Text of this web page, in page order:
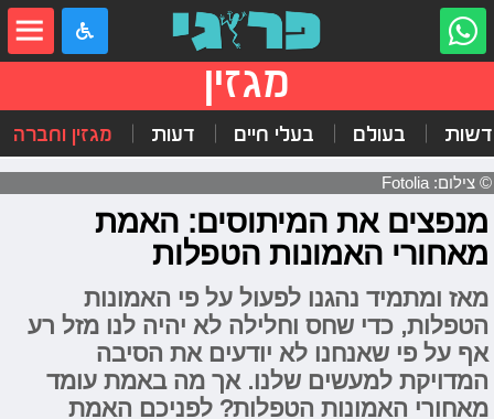
מגזין
בעולם בעלי חיים דעות מגזין וחברה
© צילום: Fotolia
מנפצים את המיתוסים: האמת
מאחורי האמונות הטפלות
מאז ומתמיד נהגנו לפעול על פי האמונות
הטפלות, כדי שחס וחלילה לא יהיה לנו מזל רע
אף על פי שאנחנו לא יודעים את הסיבה
המדויקת למעשים שלנו. אך מה באמת עומד
מאחורי האמונות הטפלות? לפניכם האמת